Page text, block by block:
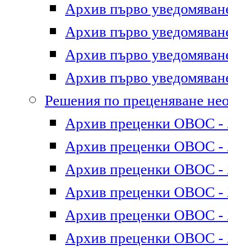
Архив първо
Архив първо
Архив първо
Архив първо
Решения по преценяване
Архив преценки ОВОС -
Архив преценки ОВОС -
Архив преценки ОВОС -
Архив преценки ОВОС -
Архив преценки ОВОС -
Архив преценки ОВОС -